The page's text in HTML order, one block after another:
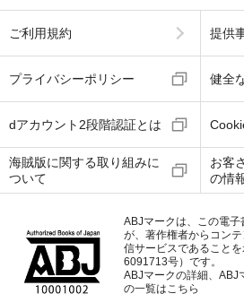
ご利用規約 提供
プライバシーポリシー 健全
dアカウント2段階認証とは
海賊版に関する取り組みに
ついて
お客
の情
ABJマークは、この電
が、著作権者からコン
信サービスであること
6091713号）です。
ABJマークの詳細、ABJ
の一覧はこちら